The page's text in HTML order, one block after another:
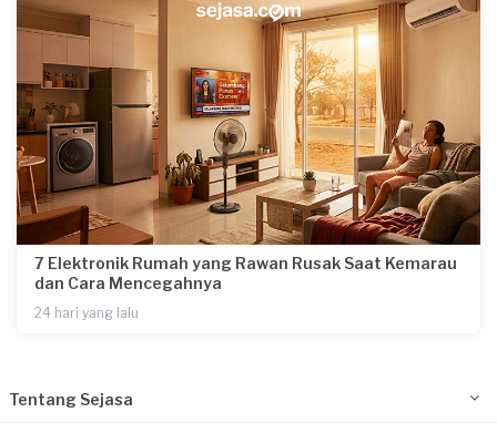
7 Elektronik Rumah yang Rawan Rusak Saat Kemarau
dan Cara Mencegahnya
24 hari yang lalu
Tentang Sejasa